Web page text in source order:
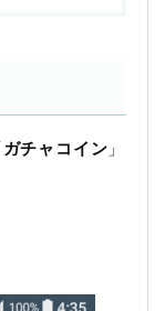
ガチャコイン 」